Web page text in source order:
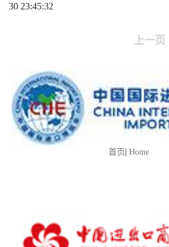
30 23:45:32
上一页
首页| Home